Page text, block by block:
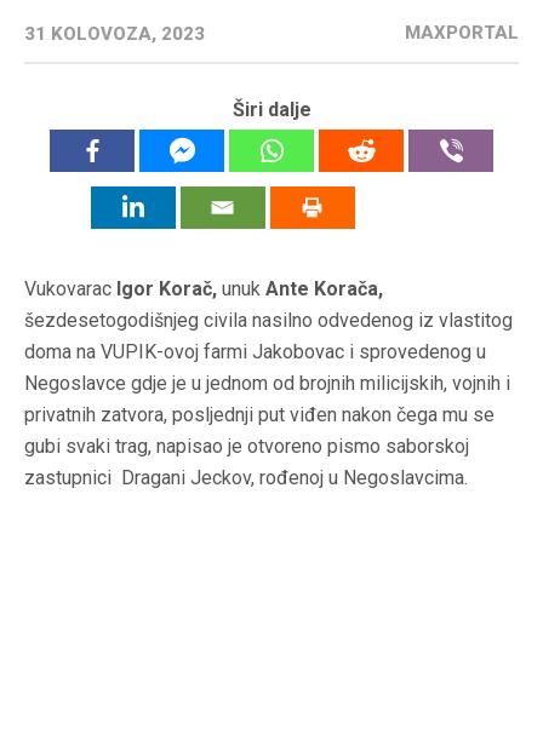
31 KOLOVOZA, 2023 MAXPORTAL
Širi dalje
Vukovarac Igor Korač, unuk Ante Korača,
šezdesetogodišnjeg civila nasilno odvedenog iz vlastitog
doma na VUPIK-ovoj farmi Jakobovac i sprovedenog u
Negoslavce gdje je u jednom od brojnih milicijskih, vojnih i
privatnih zatvora, posljednji put viđen nakon čega mu se
gubi svaki trag, napisao je otvoreno pismo saborskoj
zastupnici Dragani Jeckov, rođenoj u Negoslavcima.